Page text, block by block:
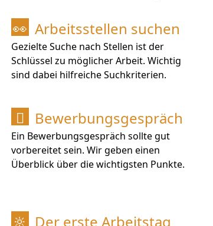
👀 Arbeitsstellen suchen
Gezielte Suche nach Stellen ist der
Schlüssel zu möglicher Arbeit. Wichtig
sind dabei hilfreiche Suchkriterien.
 Bewerbungsgespräch
Ein Bewerbungsgespräch sollte gut
vorbereitet sein. Wir geben einen
Überblick über die wichtigsten Punkte.
🔆 Der erste Arbeitstag